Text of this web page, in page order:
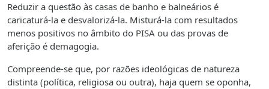
Reduzir a questão às casas de banho e balneários é
caricaturá-la e desvalorizá-la. Misturá-la com resultados
menos positivos no âmbito do PISA ou das provas de
aferição é demagogia.
Compreende-se que, por razões ideológicas de natureza
distinta (política, religiosa ou outra), haja quem se oponha,